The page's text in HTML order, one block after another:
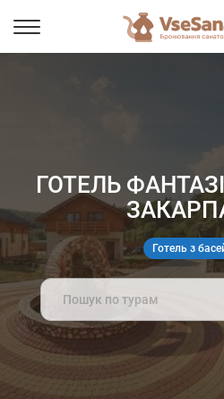
ГОТЕЛЬ
Готель з
Search
for: